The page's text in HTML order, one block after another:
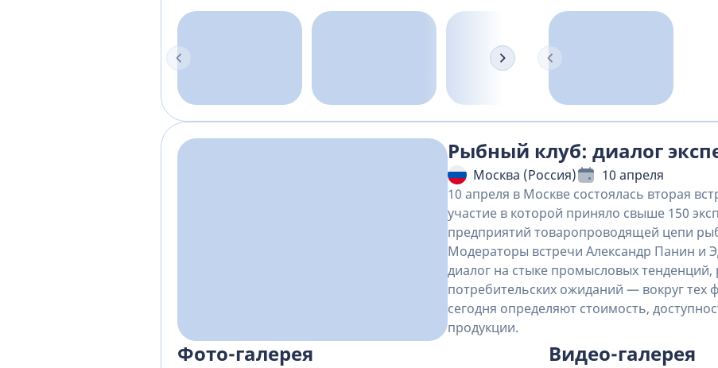
Рыбный клуб: диалог
Москва (Россия)
10 апреля
10 апреля в Москве состоялась вторая
участие в которой приняло свыше 150
предприятий товаропроводящей цепи
Модераторы встречи Александр Панин и
диалог на стыке промысловых
потребительских ожиданий — вокруг тех
сегодня определяют стоимость,
продукции.
Фото-галерея Видео-галерея